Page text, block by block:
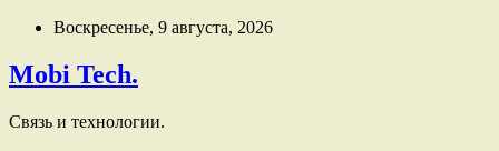
Перейти
содержимому
Воскресенье, 9 августа, 2026
Mobi Tech.
Связь и технологии.